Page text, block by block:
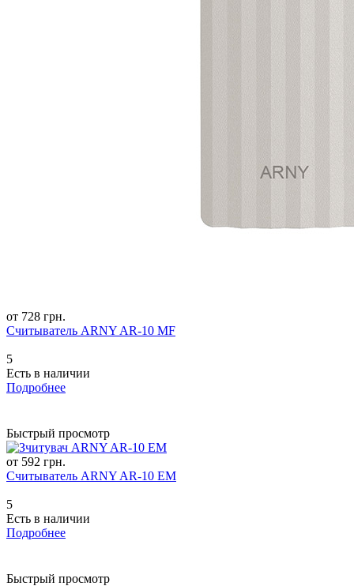
от 728 грн.
Считыватель ARNY AR-10 MF
5
Есть в наличии
Подробнее
Быстрый просмотр
от 592 грн.
Считыватель ARNY AR-10 EM
5
Есть в наличии
Подробнее
Быстрый просмотр